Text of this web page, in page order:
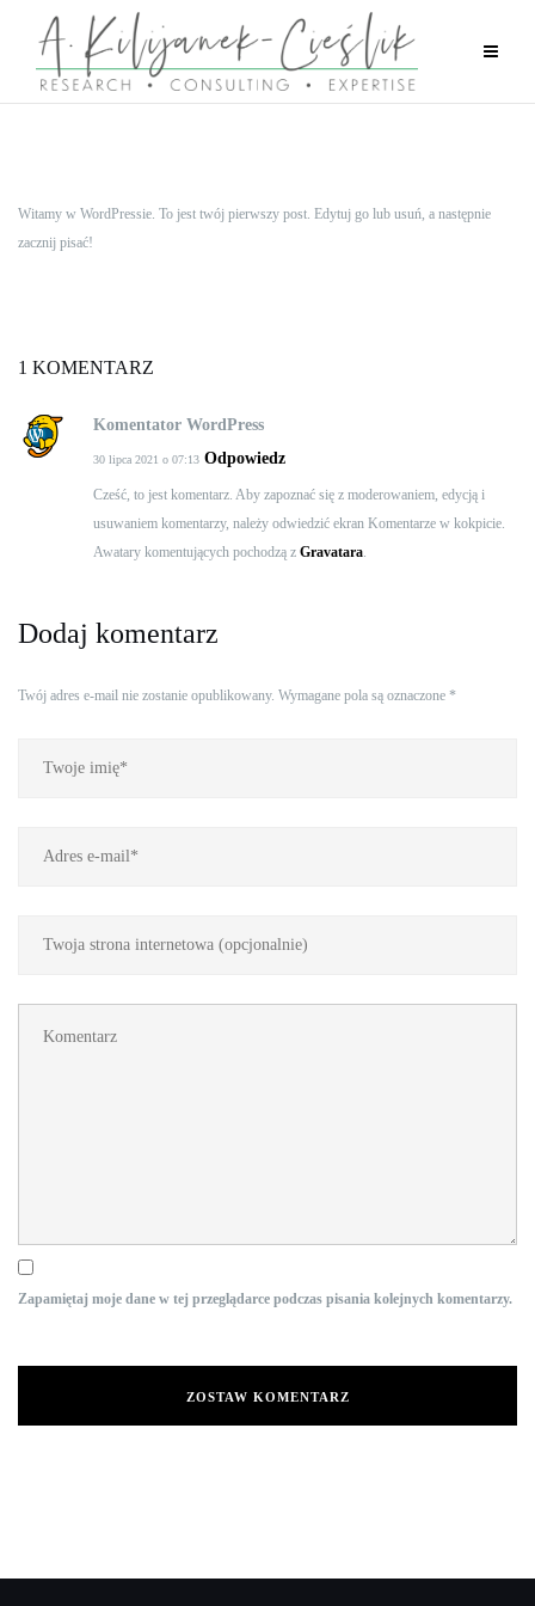
treści
Witamy w WordPressie. To jest twój pierwszy post. Edytuj go lub usuń, a następnie
zacznij pisać!
1 KOMENTARZ
Komentator WordPress
30 lipca 2021 o 07:13 Odpowiedz
Cześć, to jest komentarz. Aby zapoznać się z moderowaniem, edycją i
usuwaniem komentarzy, należy odwiedzić ekran Komentarze w kokpicie.
Awatary komentujących pochodzą z Gravatara.
Dodaj komentarz
Twój adres e-mail nie zostanie opublikowany. Wymagane pola są oznaczone *
Zapamiętaj moje dane w tej przeglądarce podczas pisania kolejnych komentarzy.